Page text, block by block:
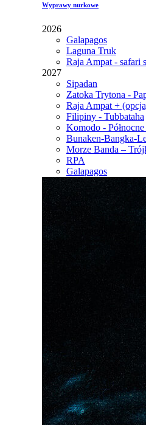
Wyprawy nurkowe
2026
Galapagos
Laguna Truk
Raja Ampat - safari
2027
Sipadan
Zatoka Trytona -
Raja Ampat +
Filipiny - Tubbataha
Komodo -
Bunaken-Bangka-
Morze Banda –
RPA
Galapagos